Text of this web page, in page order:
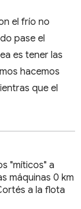
el frío no
pase el
es tener las
hacemos
que el
"míticos" a
máquinas 0 km
a la flota